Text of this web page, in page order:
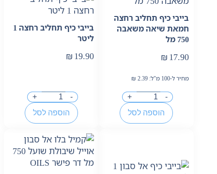
בייבי כיף תחליב רחצה
חמאת שיאה משאבה
750 מל
₪ 17.90
מחיר ל-100 מ"ל: ₪ 2.39
-
+
הוספה לסל
בייבי כיף תחליב רחצה 1
ליטר
₪ 19.90
-
+
הוספה לסל